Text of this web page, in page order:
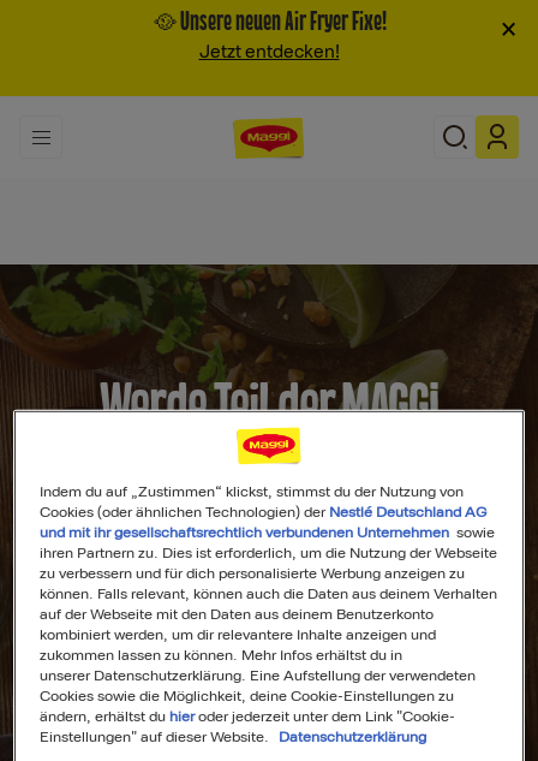
🥘 Unsere neuen Air Fryer Fixe!
Jetzt entdecken!
×
Werde Teil der MAGGI
Community
All Deine
Lieblingsrezepte
an einem Ort!
Dein
Wochenplaner für
stressfreies
Kochen!
Indem du auf „Zustimmen“ klickst, stimmst du der Nutzung von
Cookies (oder ähnlichen Technologien) der Nestlé Deutschland AG
und mit ihr gesellschaftsrechtlich verbundenen Unternehmen sowie
ihren Partnern zu. Dies ist erforderlich, um die Nutzung der Webseite
zu verbessern und für dich personalisierte Werbung anzeigen zu
können. Falls relevant, können auch die Daten aus deinem Verhalten
auf der Webseite mit den Daten aus deinem Benutzerkonto
kombiniert werden, um dir relevantere Inhalte anzeigen und
zukommen lassen zu können. Mehr Infos erhältst du in
unserer Datenschutzerklärung. Eine Aufstellung der verwendeten
Cookies sowie die Möglichkeit, deine Cookie-Einstellungen zu
ändern, erhältst du hieroder jederzeit unter dem Link "Cookie-
Einstellungen" auf dieser Website.
Datenschutzerklärung